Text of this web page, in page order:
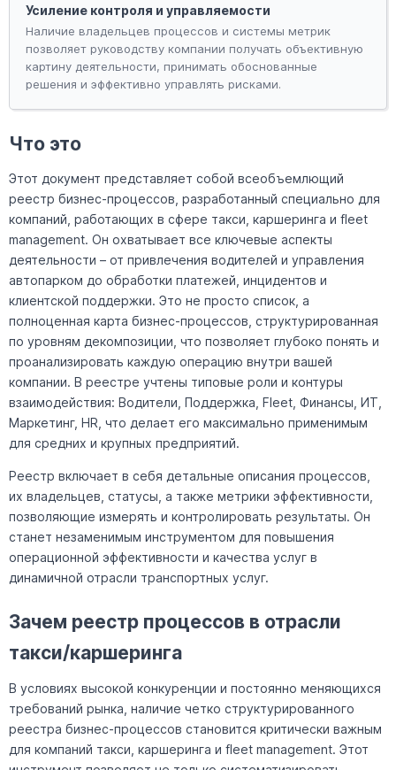
Усиление контроля и управляемости
Наличие владельцев процессов и системы метрик
позволяет руководству компании получать объективную
картину деятельности, принимать обоснованные
решения и эффективно управлять рисками.
Что это
Этот документ представляет собой всеобъемлющий
реестр бизнес-процессов, разработанный специально для
компаний, работающих в сфере такси, каршеринга и fleet
management. Он охватывает все ключевые аспекты
деятельности – от привлечения водителей и управления
автопарком до обработки платежей, инцидентов и
клиентской поддержки. Это не просто список, а
полноценная карта бизнес-процессов, структурированная
по уровням декомпозиции, что позволяет глубоко понять и
проанализировать каждую операцию внутри вашей
компании. В реестре учтены типовые роли и контуры
взаимодействия: Водители, Поддержка, Fleet, Финансы, ИТ,
Маркетинг, HR, что делает его максимально применимым
для средних и крупных предприятий.
Реестр включает в себя детальные описания процессов,
их владельцев, статусы, а также метрики эффективности,
позволяющие измерять и контролировать результаты. Он
станет незаменимым инструментом для повышения
операционной эффективности и качества услуг в
динамичной отрасли транспортных услуг.
Зачем реестр процессов в отрасли
такси/каршеринга
В условиях высокой конкуренции и постоянно меняющихся
требований рынка, наличие четко структурированного
реестра бизнес-процессов становится критически важным
для компаний такси, каршеринга и fleet management. Этот